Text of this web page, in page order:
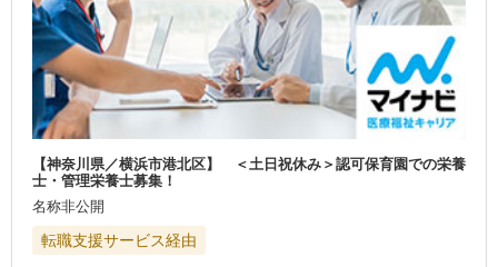
【神奈川県／横浜市港北区】 ＜土日祝休み＞認可保育園での栄養
士・管理栄養士募集！
名称非公開
転職支援サービス経由